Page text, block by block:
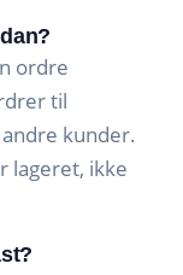
ordre
til
kunder.
lageret, ikke